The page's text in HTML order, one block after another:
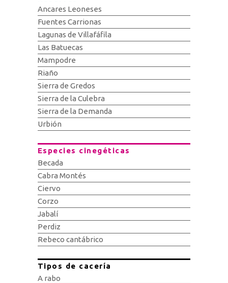
Ancares Leoneses
Fuentes Carrionas
Lagunas de Villafáfila
Las Batuecas
Mampodre
Riaño
Sierra de Gredos
Sierra de la Culebra
Sierra de la Demanda
Urbión
Especies cinegéticas
Becada
Cabra Montés
Ciervo
Corzo
Jabalí
Perdiz
Rebeco cantábrico
Tipos de cacería
A rabo